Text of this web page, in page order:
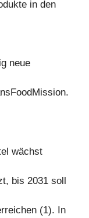
in den
neue
wächst
bis 2031 soll
(1). In